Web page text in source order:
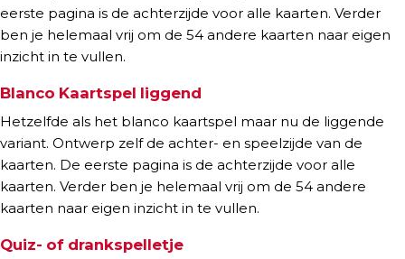
eerste pagina is de achterzijde voor alle kaarten. Verder
ben je helemaal vrij om de 54 andere kaarten naar eigen
inzicht in te vullen.
Blanco Kaartspel liggend
Hetzelfde als het blanco kaartspel maar nu de liggende
variant. Ontwerp zelf de achter- en speelzijde van de
kaarten. De eerste pagina is de achterzijde voor alle
kaarten. Verder ben je helemaal vrij om de 54 andere
kaarten naar eigen inzicht in te vullen.
Quiz- of drankspelletje